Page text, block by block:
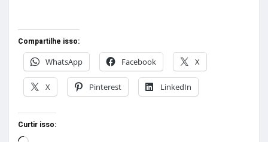
Compartilhe isso:
WhatsApp
Facebook X
X Pinterest LinkedIn
Curtir isso: